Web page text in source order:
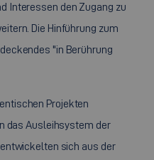
Interessen den Zugang zu
Die Hinführung zum
"in Berührung
Projekten
das Ausleihsystem der
sich aus der